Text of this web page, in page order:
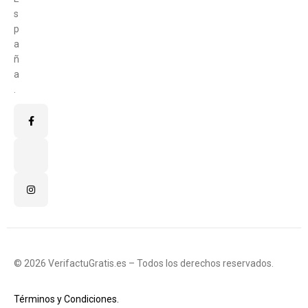
s
p
a
ñ
a
© 2026 VerifactuGratis.es – Todos los derechos reservados.
Términos y Condiciones.